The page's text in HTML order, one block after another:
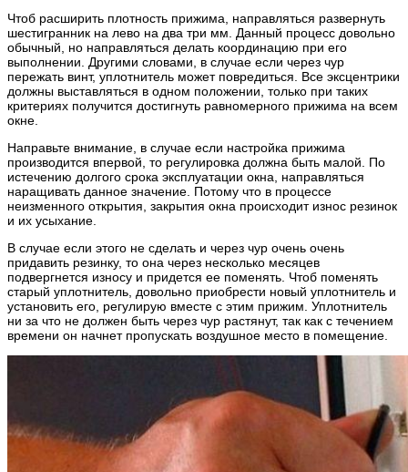
Чтоб расширить плотность прижима, направляться развернуть
шестигранник на лево на два три мм. Данный процесс довольно
обычный, но направляться делать координацию при его
выполнении. Другими словами, в случае если через чур
пережать винт, уплотнитель может повредиться. Все эксцентрики
должны выставляться в одном положении, только при таких
критериях получится достигнуть равномерного прижима на всем
окне.
Направьте внимание, в случае если настройка прижима
производится впервой, то регулировка должна быть малой. По
истечению долгого срока эксплуатации окна, направляться
наращивать данное значение. Потому что в процессе
неизменного открытия, закрытия окна происходит износ резинок
и их усыхание.
В случае если этого не сделать и через чур очень очень
придавить резинку, то она через несколько месяцев
подвергнется износу и придется ее поменять. Чтоб поменять
старый уплотнитель, довольно приобрести новый уплотнитель и
установить его, регулирую вместе с этим прижим. Уплотнитель
ни за что не должен быть через чур растянут, так как с течением
времени он начнет пропускать воздушное место в помещение.